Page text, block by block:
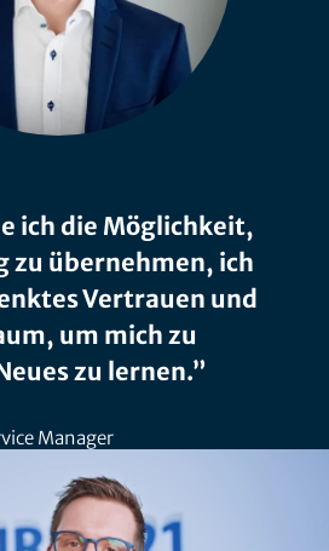
ich die Möglichkeit,
zu übernehmen, ich
Vertrauen und
um mich zu
zu lernen.”
Manager